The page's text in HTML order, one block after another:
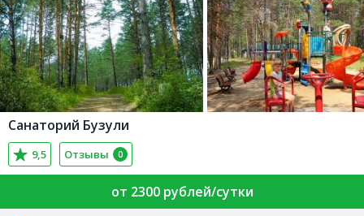
Санаторий Бузули
9,5 Отзывы 0
от 2300 рублей/сутки